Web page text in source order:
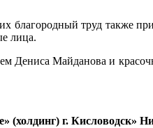
благородный труд также
лица.
Дениса Майданова и
(холдинг) г. Кисловодск»